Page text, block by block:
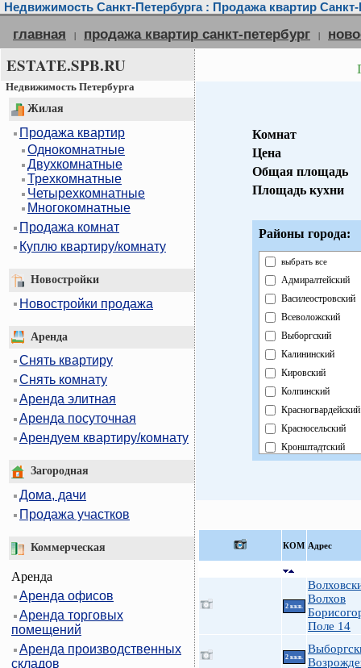
Недвижимость Санкт-Петербурга : Продажа квартир Санкт-
главная | продажа квартир санкт-петербург |
ESTATE.SPB.RU
Недвижимость Петербурга
Жилая
Продажа квартир
Однокомнатные
Двухкомнатные
Трехкомнатные
Четырехкомнатные
Многокомнатные
Продажа комнат
Куплю квартиру/комнату
Новостройки
Новостройки продажа
Аренда
Снять квартиру
Снять комнату
Аренда элитная
Аренда посуточная
Арендуем квартиру/комнату
Загородная
Дома, дачи
Продажа участков
Коммерческая
Аренда
Аренда офисов
Аренда торговых
помещений
Аренда производственных
складов
Комнат
Цена
Общая площадь
Площадь кухни
Районы города:
выбрать все
Адмиралтейский
Василеостровский
Всеволожский
Выборгский
Калининский
Кировский
Колпинский
Красногвардейский
Красносельский
Кронштадтский
Павловский
Петроградский
Приморский
Пушкинский
Фрунзенский
Центральный
КOМ Адрес
2 ккв.
Волхов
Поле 14
2 ккв.